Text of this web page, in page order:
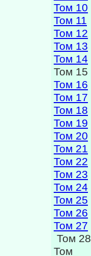
Том 10
Том 11
Том 12
Том 13
Том 14
Том 15
Том 16
Том 17
Том 18
Том 19
Том 20
Том 21
Том 22
Том 23
Том 24
Том 25
Том 26
Том 27
Том 28
Том